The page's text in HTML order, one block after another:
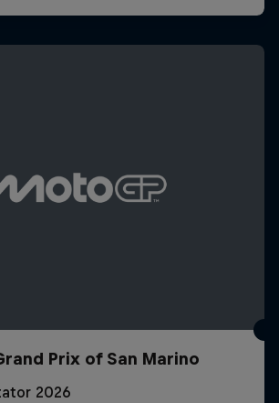
Prix of San Marino
2026